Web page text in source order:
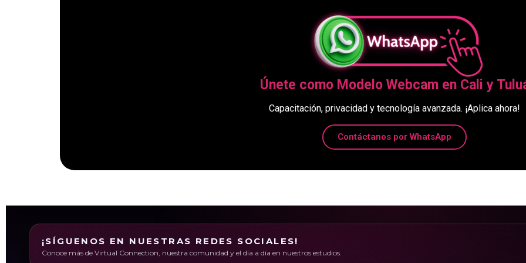
Únete como Modelo Webcam en Cali y
Capacitación, privacidad y tecnología avanzada. ¡Aplica ahora!
Contáctanos por WhatsApp
¡SÍGUENOS EN NUESTRAS REDES SOCIALES!
Conoce más de Virtual Connection, nuestra comunidad y el día a día en nuestros estudios.